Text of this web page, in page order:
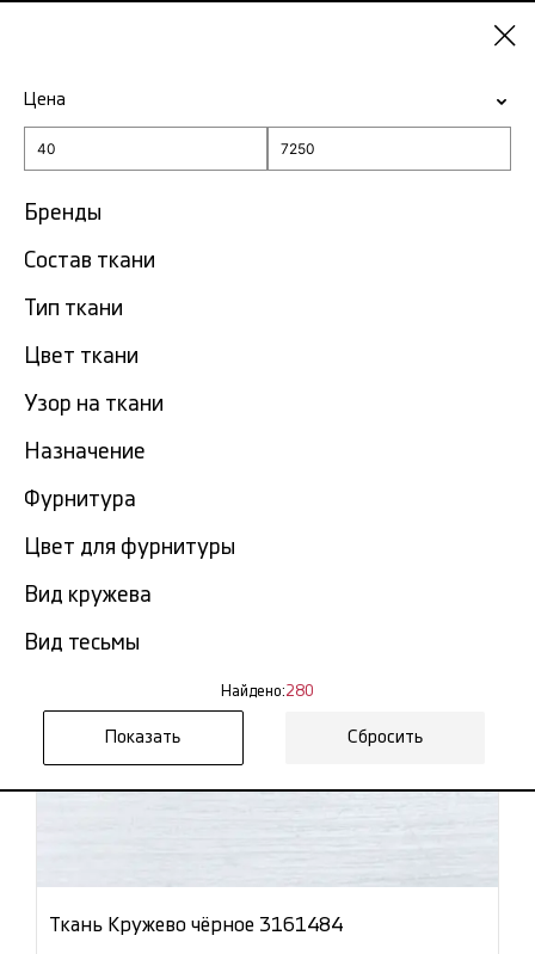
Отделочное кружево в
Казани
Фильтр
Показать все
Цена
Бренды
Состав ткани
Тип ткани
Цвет ткани
Узор на ткани
Назначение
Фурнитура
Цвет для фурнитуры
Вид кружева
Вид тесьмы
Найдено:280
Сбросить
Ткань Кружево чёрное 3161484